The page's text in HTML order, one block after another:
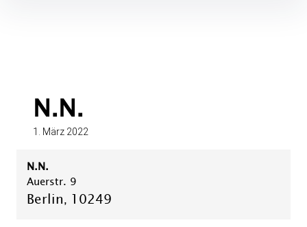
N.N.
1. März 2022
N.N.
Auerstr. 9
Berlin, 10249